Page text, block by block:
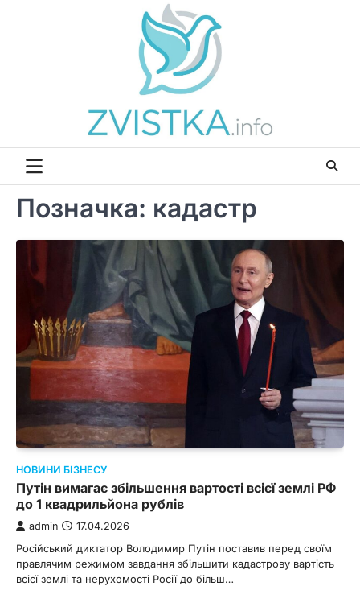
Позначка: кадастр
НОВИНИ БІЗНЕСУ
Путін вимагає збільшення вартості всієї землі РФ
до 1 квадрильйона рублів
admin 17.04.2026
Російський диктатор Володимир Путін поставив перед своїм
правлячим режимом завдання збільшити кадастрову вартість
всієї землі та нерухомості Росії до більш…